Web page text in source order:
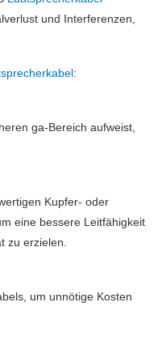
und Interferenzen,
:
ga-Bereich aufweist,
Kupfer- oder
eine bessere Leitfähigkeit
zu erzielen.
um unnötige Kosten